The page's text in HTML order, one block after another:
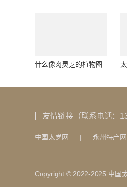
什么像肉灵芝的植物图
友情链接（联系电话：
中国太岁网 | 永州特产网
Copyright © 2022-2025 中国